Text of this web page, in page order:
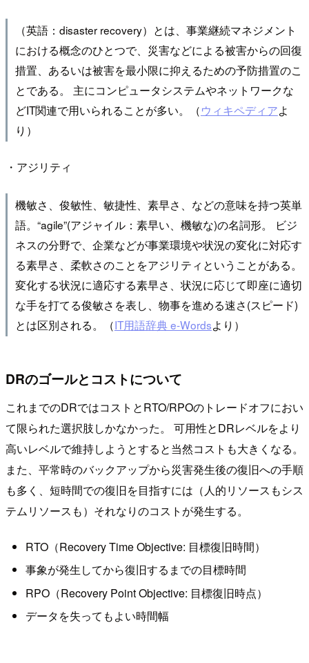
（英語：disaster recovery）とは、事業継続マネジメント
における概念のひとつで、災害などによる被害からの回復
措置、あるいは被害を最小限に抑えるための予防措置のこ
とである。 主にコンピュータシステムやネットワークな
どIT関連で用いられることが多い。（ウィキペディアよ
り）
・アジリティ
機敏さ、俊敏性、敏捷性、素早さ、などの意味を持つ英単
語。“agile”(アジャイル：素早い、機敏な)の名詞形。 ビジ
ネスの分野で、企業などが事業環境や状況の変化に対応す
る素早さ、柔軟さのことをアジリティということがある。
変化する状況に適応する素早さ、状況に応じて即座に適切
な手を打てる俊敏さを表し、物事を進める速さ(スピード)
とは区別される。（IT用語辞典 e-Wordsより）
DRのゴールとコストについて
これまでのDRではコストとRTO/RPOのトレードオフにおい
て限られた選択肢しかなかった。 可用性とDRレベルをより
高いレベルで維持しようとすると当然コストも大きくなる。
また、平常時のバックアップから災害発生後の復旧への手順
も多く、短時間での復旧を目指すには（人的リソースもシス
テムリソースも）それなりのコストが発生する。
RTO（Recovery Time Objective: 目標復旧時間）
事象が発生してから復旧するまでの目標時間
RPO（Recovery Point Objective: 目標復旧時点）
データを失ってもよい時間幅